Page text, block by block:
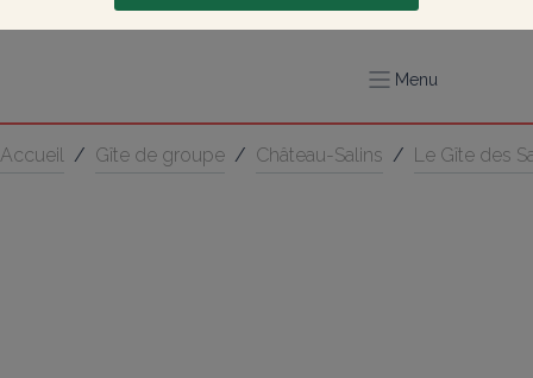
Menu
Accueil / Gîte de groupe / Château-Salins / Le Gîte des